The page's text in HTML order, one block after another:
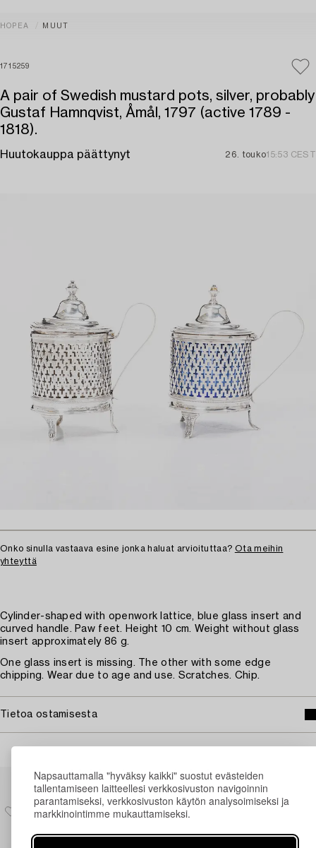
Napsauttamalla "hyväksy kaikki" suostut evästeiden
tallentamiseen laitteellesi verkkosivuston navigoinnin
parantamiseksi, verkkosivuston käytön analysoimiseksi ja
markkinointimme mukauttamiseksi.
HOPEA MUUT
1715259
A pair of Swedish mustard pots, silver, probably
Gustaf Hamnqvist, Åmål, 1797 (active 1789 -
1818).
Huutokauppa päättynyt 26. touko15:53 CEST
Onko sinulla vastaava esine jonka haluat arvioituttaa? Ota meihin
yhteyttä
Cylinder-shaped with openwork lattice, blue glass insert and
curved handle. Paw feet. Height 10 cm. Weight without glass
insert approximately 86 g.
One glass insert is missing. The other with some edge
chipping. Wear due to age and use. Scratches. Chip.
Tietoa ostamisesta
Muiden katsomia kohteita